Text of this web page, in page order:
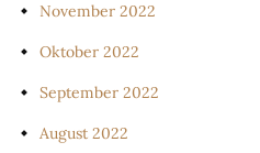
November 2022
Oktober 2022
September 2022
August 2022